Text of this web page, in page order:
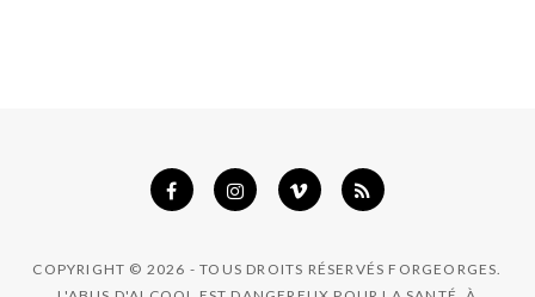
COPYRIGHT © 2026 - TOUS DROITS RÉSERVÉS FORGEORGES.